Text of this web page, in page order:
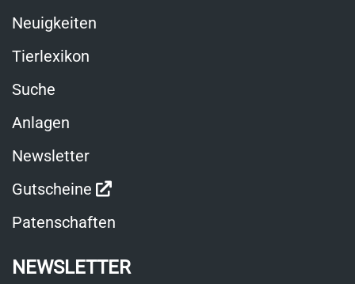
Neuigkeiten
Tierlexikon
Suche
Anlagen
Newsletter
Gutscheine
Link
öffnet
neuem
Patenschaften
NEWSLETTER